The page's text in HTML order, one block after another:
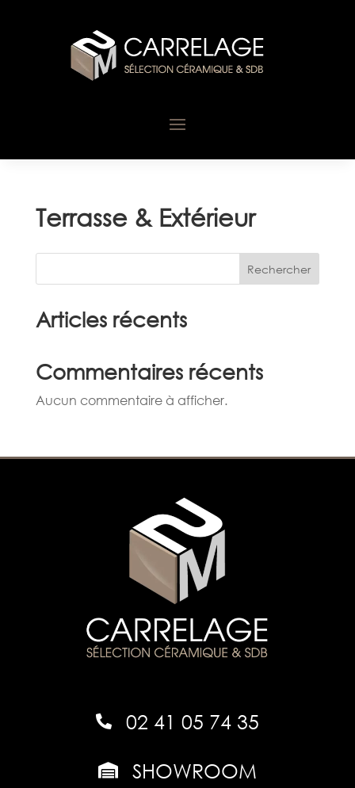
Terrasse & Extérieur
Rechercher
Articles récents
Commentaires récents
Aucun commentaire à afficher.
 02 41 05 74 35
 SHOWROOM